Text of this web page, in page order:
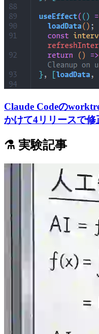
Claude Codeの
かけて4リリースで修
⚗️ 実験記事